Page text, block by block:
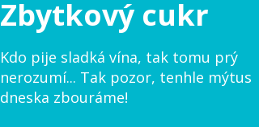
Zbytkový cukr
Kdo pije sladká vína, tak tomu prý
nerozumí... Tak pozor, tenhle mýtus
dneska zbouráme!